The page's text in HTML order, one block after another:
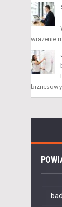
wrażenie